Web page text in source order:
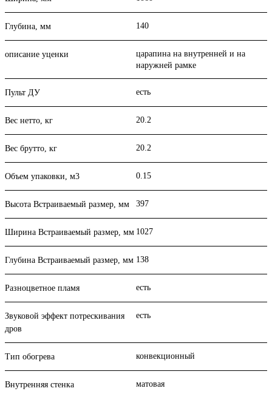
Глубина, мм 140
описание уценки
царапина на внутренней и на
наружней рамке
Пульт ДУ есть
Вес нетто, кг 20.2
Вес брутто, кг 20.2
Объем упаковки, м3 0.15
Высота Встраиваемый размер, мм 397
Ширина Встраиваемый размер, мм 1027
Глубина Встраиваемый размер, мм 138
Разноцветное пламя есть
Звуковой эффект потрескивания
дров
есть
Тип обогрева конвекционный
Внутренняя стенка матовая